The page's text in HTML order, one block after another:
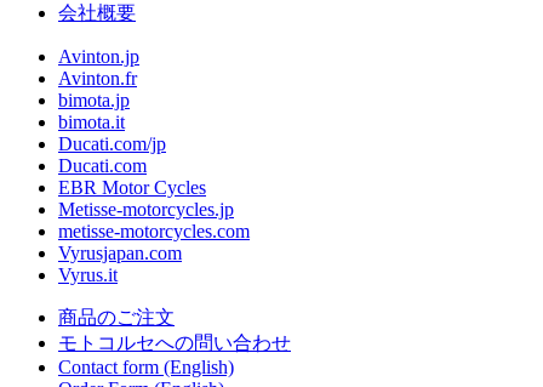
会社概要
Avinton.jp
Avinton.fr
bimota.jp
bimota.it
Ducati.com/jp
Ducati.com
EBR Motor Cycles
Metisse-motorcycles.jp
metisse-motorcycles.com
Vyrusjapan.com
Vyrus.it
商品のご注文
モトコルセへの問い合わせ
Contact form (English)